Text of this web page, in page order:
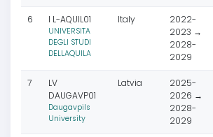
6 I L-AQUIL01
UNIVERSITA
DEGLI STUDI
DELLAQUILA
Italy
2022-
2023 →
2028-
2029
7
LV
DAUGAVP01
Daugavpils
University
Latvia
2025-
2026 →
2028-
2029